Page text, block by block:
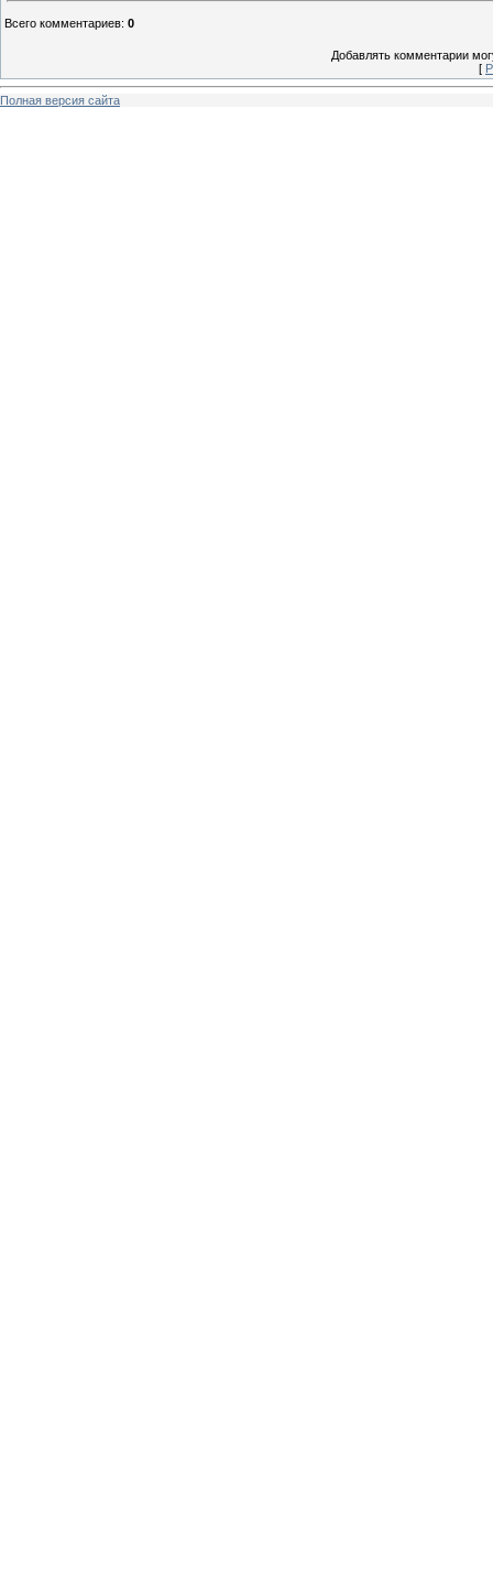
Всего комментариев: 0
Добавлять комментарии
[
Полная версия сайта